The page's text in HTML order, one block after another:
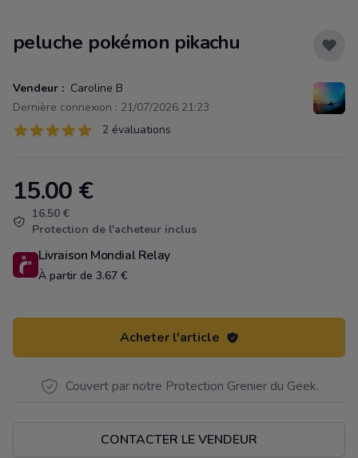
peluche pokémon pikachu
Vendeur : Caroline B
Dernière connexion : 21/07/2026 21:23
Évaluations
2 sur 5 étoiles 2 évaluations
Product information
15.00 €
16.50 €
Protection de l'acheteur inclus
Livraison Mondial Relay
À partir de 3.67 €
Acheter l'article
Couvert par notre Protection Grenier du Geek.
CONTACTER LE VENDEUR